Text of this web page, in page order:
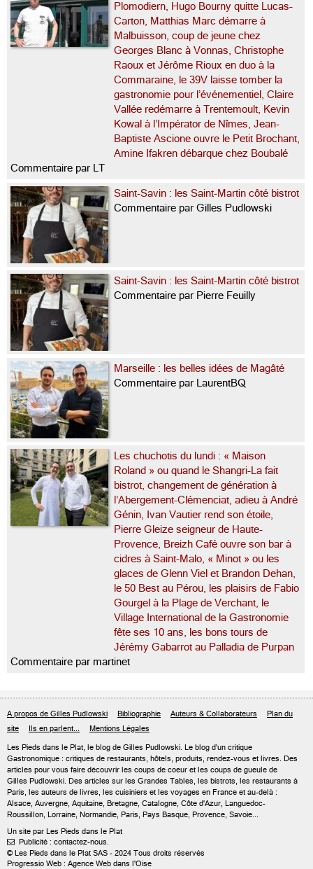
Plomodiern, Hugo Bourny quitte Lucas-
Carton, Matthias Marc démarre à
Malbuisson, coup de jeune chez
Georges Blanc à Vonnas, Christophe
Raoux et Jérôme Rioux en duo à la
Commaraine, le 39V laisse tomber la
gastronomie pour l’événementiel, Claire
Vallée redémarre à Trentemoult, Kevin
Kowal à l’Impérator de Nîmes, Jean-
Baptiste Ascione ouvre le Petit Brochant,
Amine Ifakren débarque chez Boubalé
Commentaire par LT
Saint-Savin : les Saint-Martin côté bistrot
Commentaire par Gilles Pudlowski
Saint-Savin : les Saint-Martin côté bistrot
Commentaire par Pierre Feuilly
Marseille : les belles idées de Magâté
Commentaire par LaurentBQ
Les chuchotis du lundi : « Maison
Roland » ou quand le Shangri-La fait
bistrot, changement de génération à
l’Abergement-Clémenciat, adieu à André
Génin, Ivan Vautier rend son étoile,
Pierre Gleize seigneur de Haute-
Provence, Breizh Café ouvre son bar à
cidres à Saint-Malo, « Minot » ou les
glaces de Glenn Viel et Brandon Dehan,
le 50 Best au Pérou, les plaisirs de Fabio
Gourgel à la Plage de Verchant, le
Village International de la Gastronomie
fête ses 10 ans, les bons tours de
Jérémy Gabarrot au Palladia de Purpan
Commentaire par martinet
A propos de Gilles Pudlowski Bibliographie Auteurs & Collaborateurs
Plan du
site
Ils en parlent... Mentions Légales
Les Pieds dans le Plat, le blog de Gilles Pudlowski. Le blog d'un critique
Gastronomique : critiques de restaurants, hôtels, produits, rendez-vous et livres. Des
articles pour vous faire découvrir les coups de coeur et les coups de gueule de
Gilles Pudlowski. Des articles sur les Grandes Tables, les bistrots, les restaurants à
Paris, les auteurs de livres, les cuisiniers et les voyages en France et au-delà :
Alsace, Auvergne, Aquitaine, Bretagne, Catalogne, Côte d'Azur, Languedoc-
Roussillon, Lorraine, Normandie, Paris, Pays Basque, Provence, Savoie...
Un site par Les Pieds dans le Plat
 Publicité : contactez-nous.
© Les Pieds dans le Plat SAS - 2024 Tous droits réservés
Progressio Web : Agence Web dans l'Oise